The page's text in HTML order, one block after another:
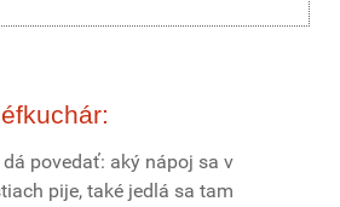
povedať: aký nápoj sa v
pije, také jedlá sa tam